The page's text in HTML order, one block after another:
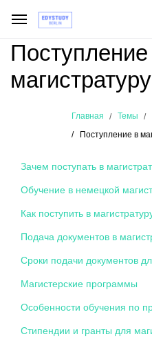
Поступление
Главная Темы
Поступление в
Зачем поступать в
Обучение в немецкой
Как поступить в
Подача документов в
Сроки подачи документов
Магистерские программы
Особенности обучения по
Стипендии и гранты для